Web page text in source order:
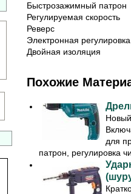
Быстрозажимный патрон
Регулируемая скорость
Реверс
Электронная
Двойная изоляция
Похожие
для
патрон, регулировка